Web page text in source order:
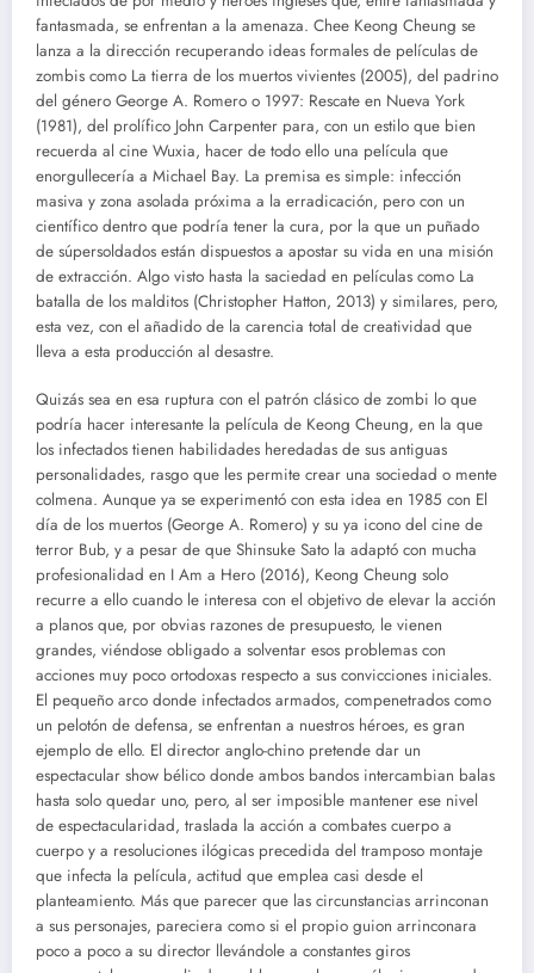
fantasmada, se enfrentan a la amenaza. Chee Keong Cheung se
lanza a la dirección recuperando ideas formales de películas de
zombis como La tierra de los muertos vivientes (2005), del padrino
del género George A. Romero o 1997: Rescate en Nueva York
(1981), del prolífico John Carpenter para, con un estilo que bien
recuerda al cine Wuxia, hacer de todo ello una película que
enorgullecería a Michael Bay. La premisa es simple: infección
masiva y zona asolada próxima a la erradicación, pero con un
científico dentro que podría tener la cura, por la que un puñado
de súpersoldados están dispuestos a apostar su vida en una misión
de extracción. Algo visto hasta la saciedad en películas como La
batalla de los malditos (Christopher Hatton, 2013) y similares, pero,
esta vez, con el añadido de la carencia total de creatividad que
lleva a esta producción al desastre.
Quizás sea en esa ruptura con el patrón clásico de zombi lo que
podría hacer interesante la película de Keong Cheung, en la que
los infectados tienen habilidades heredadas de sus antiguas
personalidades, rasgo que les permite crear una sociedad o mente
colmena. Aunque ya se experimentó con esta idea en 1985 con El
día de los muertos (George A. Romero) y su ya icono del cine de
terror Bub, y a pesar de que Shinsuke Sato la adaptó con mucha
profesionalidad en I Am a Hero (2016), Keong Cheung solo
recurre a ello cuando le interesa con el objetivo de elevar la acción
a planos que, por obvias razones de presupuesto, le vienen
grandes, viéndose obligado a solventar esos problemas con
acciones muy poco ortodoxas respecto a sus convicciones iniciales.
El pequeño arco donde infectados armados, compenetrados como
un pelotón de defensa, se enfrentan a nuestros héroes, es gran
ejemplo de ello. El director anglo-chino pretende dar un
espectacular show bélico donde ambos bandos intercambian balas
hasta solo quedar uno, pero, al ser imposible mantener ese nivel
de espectacularidad, traslada la acción a combates cuerpo a
cuerpo y a resoluciones ilógicas precedida del tramposo montaje
que infecta la película, actitud que emplea casi desde el
planteamiento. Más que parecer que las circunstancias arrinconan
a sus personajes, pareciera como si el propio guion arrinconara
poco a poco a su director llevándole a constantes giros